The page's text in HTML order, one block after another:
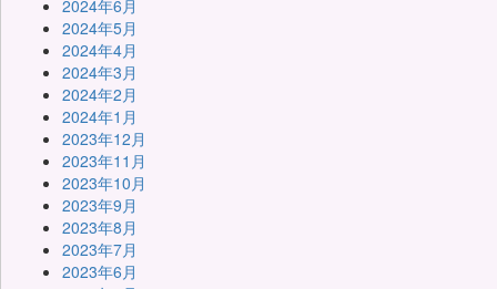
2024年6月
2024年5月
2024年4月
2024年3月
2024年2月
2024年1月
2023年12月
2023年11月
2023年10月
2023年9月
2023年8月
2023年7月
2023年6月